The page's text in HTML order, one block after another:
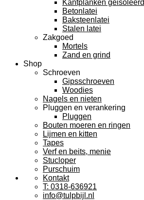
Kantplanken geisoleerd
Betonlatei
Baksteenlatei
Stalen latei
Zakgoed
Mortels
Zand en grind
Shop
Schroeven
Gipsschroeven
Woodies
Nagels en nieten
Pluggen en verankering
Pluggen
Bouten moeren en ringen
Lijmen en kitten
Tapes
Verf en beits, menie
Stucloper
Purschuim
Kontakt
T: 0318-636921
info@tulpbijl.nl